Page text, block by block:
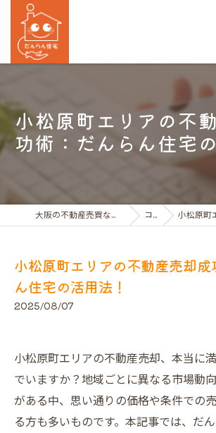
小松原町エリアの不
功術：だんらん住宅
大阪の不動産売買ならだんらん住宅株式会社 コラム 小松原町エリアの
小松原町エリアの不動産売却成
ん住宅の活用法！
2025/08/07
小松原町エリアの不動産売却、本当に
でいますか？地域ごとに異なる市場動
がある中、思い通りの価格や条件での
る方も多いものです。本記事では、だ